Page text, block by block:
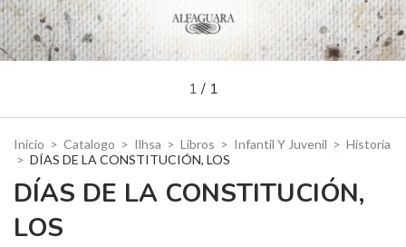
1 / 1
Inicio > Catalogo > Ilhsa > Libros > Infantil Y Juvenil > Historia
> DÍAS DE LA CONSTITUCIÓN, LOS
DÍAS DE LA CONSTITUCIÓN,
LOS